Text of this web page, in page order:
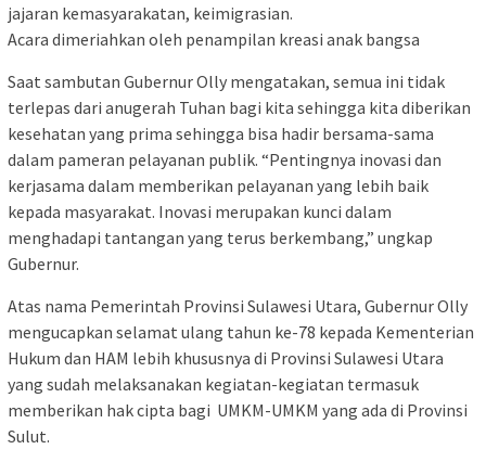
jajaran kemasyarakatan, keimigrasian.
Acara dimeriahkan oleh penampilan kreasi anak bangsa
Saat sambutan Gubernur Olly mengatakan, semua ini tidak
terlepas dari anugerah Tuhan bagi kita sehingga kita diberikan
kesehatan yang prima sehingga bisa hadir bersama-sama
dalam pameran pelayanan publik. “Pentingnya inovasi dan
kerjasama dalam memberikan pelayanan yang lebih baik
kepada masyarakat. Inovasi merupakan kunci dalam
menghadapi tantangan yang terus berkembang,” ungkap
Gubernur.
Atas nama Pemerintah Provinsi Sulawesi Utara, Gubernur Olly
mengucapkan selamat ulang tahun ke-78 kepada Kementerian
Hukum dan HAM lebih khususnya di Provinsi Sulawesi Utara
yang sudah melaksanakan kegiatan-kegiatan termasuk
memberikan hak cipta bagi UMKM-UMKM yang ada di Provinsi
Sulut.